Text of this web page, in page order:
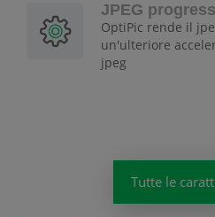
JPEG
OptiPic rende il
un'ulteriore
jpeg
Tutte le